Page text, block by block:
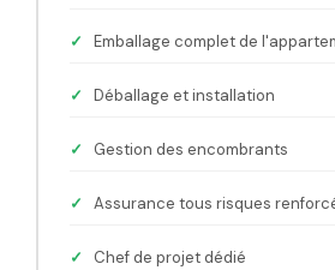
Emballage complet de
Déballage et installation
Gestion des encombrants
Assurance tous risques
Chef de projet dédié